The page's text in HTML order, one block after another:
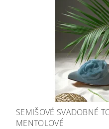
SEMIŠOVÉ SVADOBNÉ
MENTOLOVÉ